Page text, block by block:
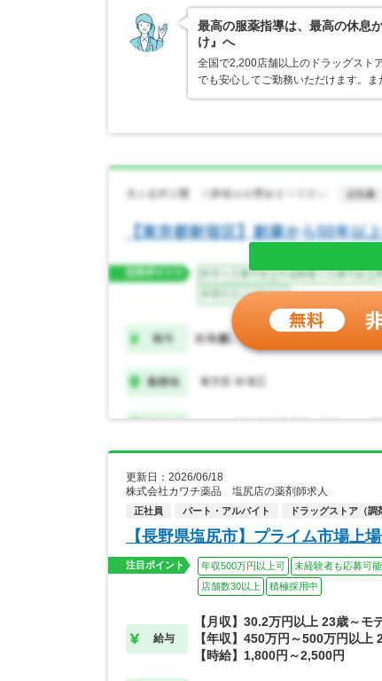
最高の服薬指導は、最高の休息
け』へ
全国で2,200店舗以上のドラッグスト
でも安心してご勤務いただけます。
更新日：2026/06/18
株式会社カワチ薬品 塩尻店の薬剤師求人
正社員 パート・アルバイト ドラッグストア（調
【長野県塩尻市】プライム市場上
注目ポイント 年収500万円以上可 未経験者も応募可能
店舗数30以上
積極採用中
給与
【月収】30.2万円以上 23歳～モ
【年収】450万円～500万円以上
【時給】1,800円～2,500円